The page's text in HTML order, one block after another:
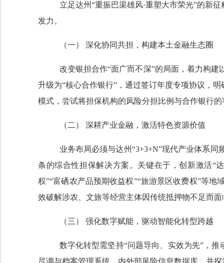
立足达州“重振巴渠雄风·重塑大市荣光”的新
发力。
（一） 深化协同共担，构建本土金融生态圈
改变银担合作“面广而不深”的局面，着力构
升级为“核心合作银行”，通过签订年度专项协议，
模式，尝试将担保机构的风险分担比例与合作银行
（二） 深耕产业金融，激活特色资源价值
业务布局必须与达州“3+3+N”现代产业体系同
条的综合性担保解决方案。关键在于，创新激活“
权”“富硒农产品预期收益权”“旅游景区收费权”等地
效破解涉农、文旅等经营主体因传统抵押物不足而
（三） 强化数字赋能，驱动智能化转型跨越
数字化转型需坚持“问题导向、实效为先”，推
尽调与档案管理系统、内外部风险信息数据库，并